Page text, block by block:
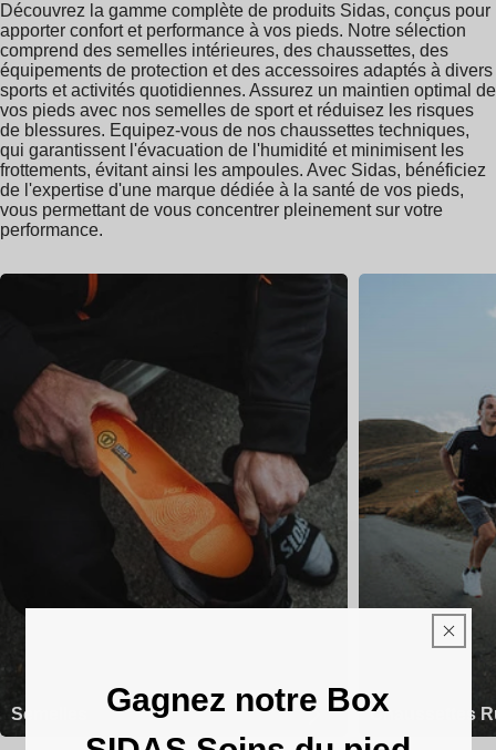
Découvrez la gamme complète de produits Sidas, conçus pour
apporter confort et performance à vos pieds. Notre sélection
comprend des semelles intérieures, des chaussettes, des
équipements de protection et des accessoires adaptés à divers
sports et activités quotidiennes. Assurez un maintien optimal de
vos pieds avec nos semelles de sport et réduisez les risques
de blessures. Equipez-vous de nos chaussettes techniques,
qui garantissent l'évacuation de l'humidité et minimisent les
frottements, évitant ainsi les ampoules. Avec Sidas, bénéficiez
de l'expertise d'une marque dédiée à la santé de vos pieds,
vous permettant de vous concentrer pleinement sur votre
performance.
Semelles Chaussettes
Gagnez notre Box